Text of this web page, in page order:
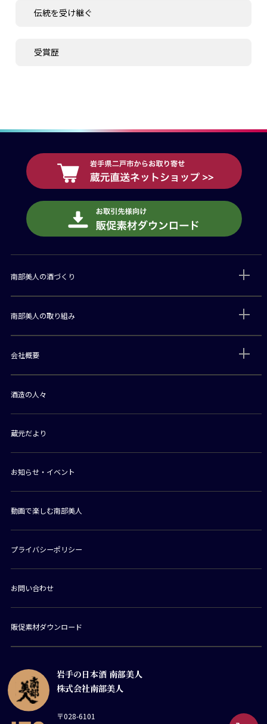
伝統を受け継ぐ
受賞歴
岩手の日本酒 南部美人
株式会社南部美人
〒028-6101
南部美人の酒づくり
南部美人の取り組み
会社概要
酒造の人々
蔵元だより
お知らせ・イベント
動画で楽しむ南部美人
プライバシーポリシー
お問い合わせ
販促素材ダウンロード